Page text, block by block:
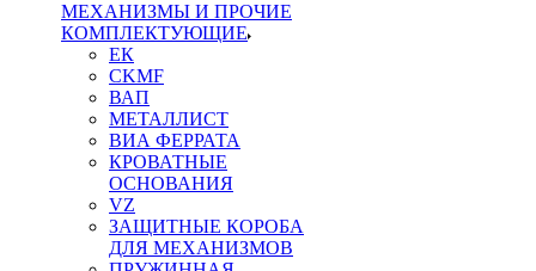
МЕХАНИЗМЫ И ПРОЧИЕ
КОМПЛЕКТУЮЩИЕ
ЕК
CKMF
ВАП
МЕТАЛЛИСТ
ВИА ФЕРРАТА
КРОВАТНЫЕ
ОСНОВАНИЯ
VZ
ЗАЩИТНЫЕ КОРОБА
ДЛЯ МЕХАНИЗМОВ